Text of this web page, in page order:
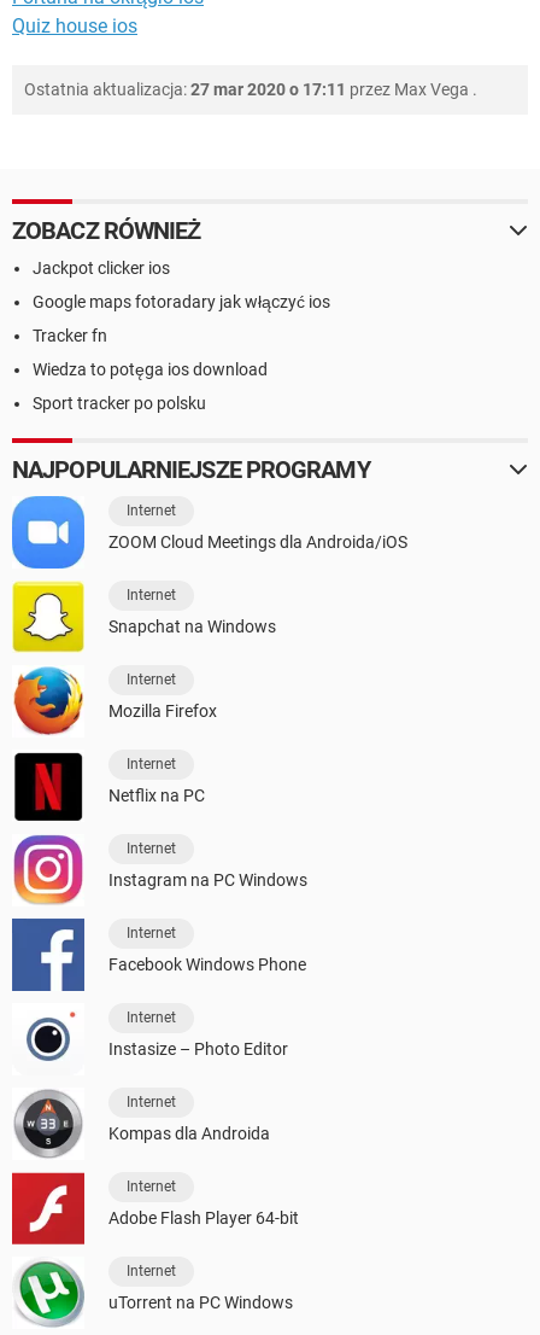
Quiz house ios
Ostatnia aktualizacja:27 mar 2020 o 17:11 przez Max Vega .
ZOBACZ RÓWNIEŻ
Jackpot clicker ios
Google maps fotoradary jak włączyć ios
Tracker fn
Wiedza to potęga ios download
Sport tracker po polsku
NAJPOPULARNIEJSZE PROGRAMY
Internet
ZOOM Cloud Meetings dla Androida/iOS
Internet
Snapchat na Windows
Internet
Mozilla Firefox
Internet
Netflix na PC
Internet
Instagram na PC Windows
Internet
Facebook Windows Phone
Internet
Instasize – Photo Editor
Internet
Kompas dla Androida
Internet
Adobe Flash Player 64-bit
Internet
uTorrent na PC Windows